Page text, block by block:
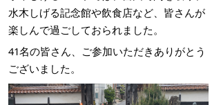
水木しげる記念館や飲食店など、皆さんが
楽しんで過ごしておられました。
41名の皆さん、ご参加いただきありがとう
ございました。